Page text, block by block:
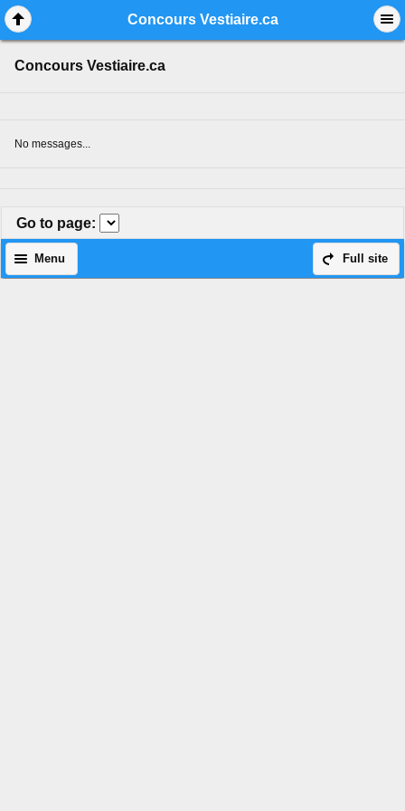
Concours Vestiaire.ca
Concours Vestiaire.ca
No messages...
Go to page:
Full site
Menu